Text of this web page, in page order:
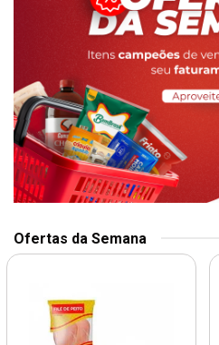
Ofertas da Semana